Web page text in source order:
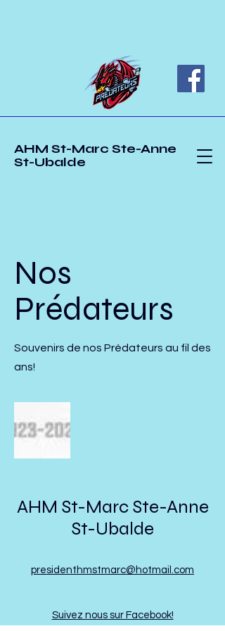
AHM St-Marc Ste-Anne
St-Ubalde
Nos
Prédateurs
Souvenirs de nos Prédateurs au fil des
ans!
AHM St-Marc Ste-Anne
St-Ubalde
presidenthmstmarc@hotmail.com
Suivez nous sur Facebook!